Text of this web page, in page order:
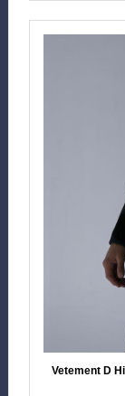
Vetement D